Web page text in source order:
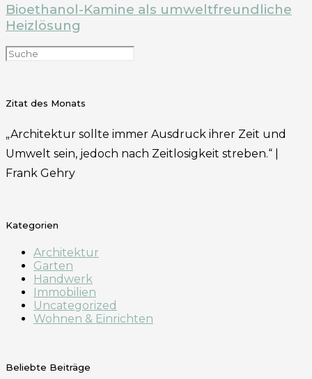
Bioethanol-Kamine als umweltfreundliche
Heizlösung
Zitat des Monats
„Architektur sollte immer Ausdruck ihrer Zeit und
Umwelt sein, jedoch nach Zeitlosigkeit streben.“ |
Frank Gehry
Kategorien
Architektur
Garten
Handwerk
Immobilien
Uncategorized
Wohnen & Einrichten
Beliebte Beiträge